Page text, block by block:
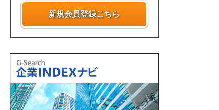
新規会員登録こちら